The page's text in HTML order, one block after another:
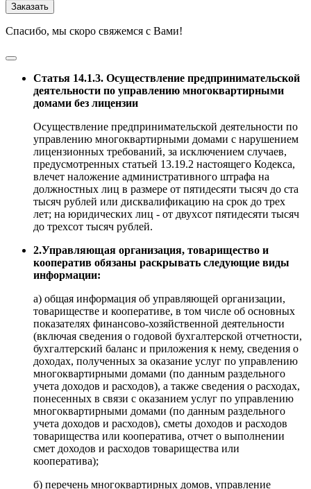
Заказать
Спасибо, мы скоро свяжемся с Вами!
Статья 14.1.3. Осуществление предпринимательской
деятельности по управлению многоквартирными
домами без лицензии
Осуществление предпринимательской деятельности по
управлению многоквартирными домами с нарушением
лицензионных требований, за исключением случаев,
предусмотренных статьей 13.19.2 настоящего Кодекса,
влечет наложение административного штрафа на
должностных лиц в размере от пятидесяти тысяч до ста
тысяч рублей или дисквалификацию на срок до трех
лет; на юридических лиц - от двухсот пятидесяти тысяч
до трехсот тысяч рублей.
2.Управляющая организация, товарищество и
кооператив обязаны раскрывать следующие виды
информации:
а) общая информация об управляющей организации,
товариществе и кооперативе, в том числе об основных
показателях финансово-хозяйственной деятельности
(включая сведения о годовой бухгалтерской отчетности,
бухгалтерский баланс и приложения к нему, сведения о
доходах, полученных за оказание услуг по управлению
многоквартирными домами (по данным раздельного
учета доходов и расходов), а также сведения о расходах,
понесенных в связи с оказанием услуг по управлению
многоквартирными домами (по данным раздельного
учета доходов и расходов), сметы доходов и расходов
товарищества или кооператива, отчет о выполнении
смет доходов и расходов товарищества или
кооператива);
б) перечень многоквартирных домов, управление